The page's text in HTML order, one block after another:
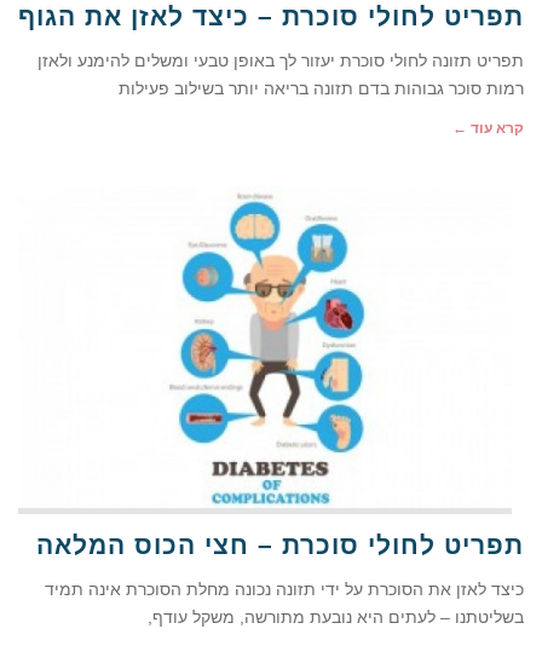
תפריט לחולי סוכרת – כיצד לאזן את הגוף
תפריט תזונה לחולי סוכרת יעזור לך באופן טבעי ומשלים להימנע ולאזן
רמות סוכר גבוהות בדם תזונה בריאה יותר בשילוב פעילות
קרא עוד ←
תפריט לחולי סוכרת – חצי הכוס המלאה
כיצד לאזן את הסוכרת על ידי תזונה נכונה מחלת הסוכרת אינה תמיד
בשליטתנו – לעתים היא נובעת מתורשה, משקל עודף,